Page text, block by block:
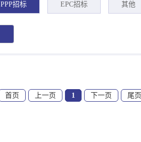
PPP招标 EPC招标 其他
首页 上一页 1 下一页 尾页